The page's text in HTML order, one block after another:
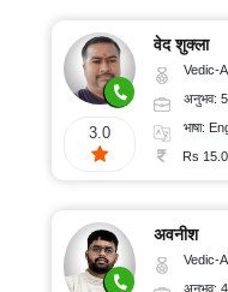
3.0
वेद शुक्ला
Vedic-
अनुभव:
भाषा:
Rs
अवनीश
Vedic-
अनुभव: